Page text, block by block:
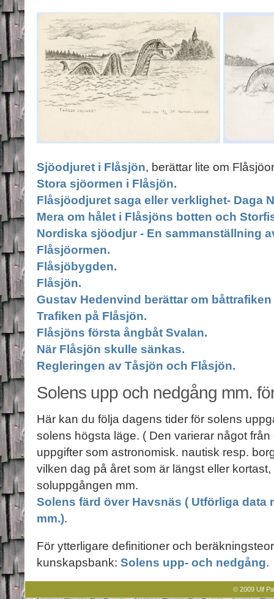
Sjöodjuret i Flåsjön, berättar lite om
Stora sjöormen i Flåsjön.
Flåsjöodjuret saga eller verklighet- Daga
Mera om hålet i Flåsjöns botten och
Nordiska sjöodjur - En sammanställning
Flåsjöormen.
Flåsjöbygden.
Flåsjön.
Gustav Hedenvind berättar om
Trafiken på Flåsjön.
Flåsjöns första ångbåt Svalan.
När Flåsjön skulle sänkas.
Regleringen av Tåsjön och Flåsjön.
Solens upp och nedgång mm.
Här kan du följa dagens tider för solens
solens högsta läge. ( Den varierar något
uppgifter som astronomisk. nautisk resp.
vilken dag på året som är längst eller
soluppgången mm.
Solens färd över Havsnäs ( Utförliga data
mm.).
För ytterligare definitioner och
kunskapsbank: Solens upp- och nedgång.
© 2009 Ulf